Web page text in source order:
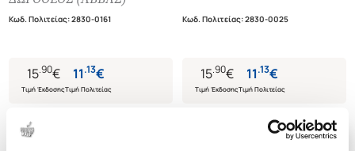
ΚΑΛΛΙΕΡΓΕΙΑ ΤΩΝ ΑΡΕΤΩΝ ΚΑΤΑ
ΤΗΝ ΔΙΔΑΣΚΑΛΙΑ ΤΟΥ ΑΒΒΑ
ΑΓΙΩΝ ΔΩΡΟΘΕΟΥ ΚΑΙ
ΔΟΣΙΘΕΟΥ)
Κωδ. Πολιτείας:2830-0161
15.90€
Τιμή Έκδοσης
11.13€
Τιμή Πολιτείας
Κωδ. Πολιτείας:2830-0025
15.90€
Τιμή Έκδοσης
11.13€
Τιμή Πολιτείας